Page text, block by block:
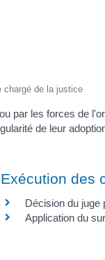
chargé de la justice
par les forces de
de leur
Exécution des
Décision du juge
Application du